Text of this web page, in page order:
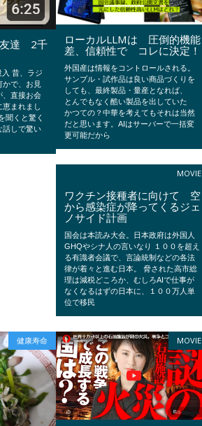
達 2千
入 昔、ラジ
かで、お見
、直接お会
恵まれまし
聞くと驚く
話しで驚い
ローカルLLMは 圧倒的機能
差、信頼性で コレに決定！
外国産は情報をコントロールされる。
サンプル・試作品は良い商品づくりを
しても、最終製品・量産となれば、
とんでもなく酷い製品を出していた
かつての？中華を考えてもそれは当然
だと思います。AIはサーバーで一括変
更可能だから
MOVIE
ワクチン接種者に向けて 空
から感染症が降ってくるジェ
ノサイド計画
国会は本読み大会。日本政府は外国人
GHQやシナ人の言いなり １００を超え
る有識者会議で、言論統制などの各法
律が着々と進む日本。 脅された高市総
理は減税どころか、むしろAIで仕事が
なくなるはずの日本に、１００万人単
位で移民
健康寿命 MOVIE